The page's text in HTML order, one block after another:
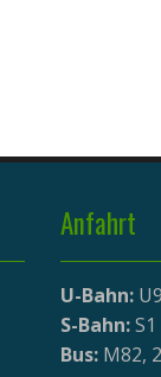
Anfahrt
U-Bahn:
S-Bahn:
Bus: M82,